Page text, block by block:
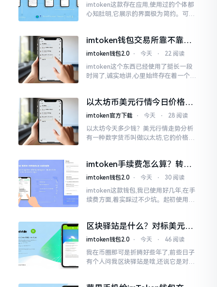
imtoken这款存在应用,使用过的个体都
心知肚明,它展示的界面极为简约。可是,
imtoken钱包交易所靠不靠
谱？老玩家说说心里话
imtoken钱包2.0 ⋅ 今天 ⋅ 22 阅读
imtoken这个东西已经使用了挺长一段
时间了,诚实地讲,心里始终存在着一个疙
这个事情
以太坊币美元行情今日价格走
势分析，散户如何避免追涨杀
imtoken官方下载 ⋅ 今天 ⋅ 28 阅读
以太坊今天多少钱？美元行情走势分析
有一种数字货币叫做以太坊,它的价格走
率出现的一点点波动
imtoken手续费怎么算？转账
和交易所差别大了
imtoken钱包2.0 ⋅ 今天 ⋅ 30 阅读
imtoken这款钱包,我已使用好几年,在手
续费方面,着实踩过不少坑。起初使用时,
明白
区块驿站是什么？对标美元的
ETH到底咋回事
imtoken钱包2.0 ⋅ 今天 ⋅ 46 阅读
我在币圈那可是折腾好些年了,前些日子
有个人问我区块驿站是啥,还说它是对标